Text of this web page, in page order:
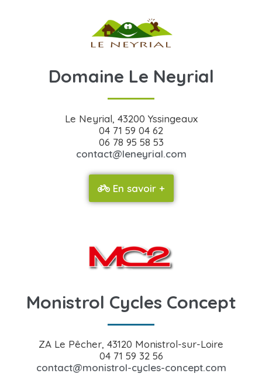
Domaine Le Neyrial
Le Neyrial, 43200 Yssingeaux
04 71 59 04 62
06 78 95 58 53
contact@leneyrial.com
En savoir +
Monistrol Cycles Concept
ZA Le Pêcher, 43120 Monistrol-sur-Loire
04 71 59 32 56
contact@monistrol-cycles-concept.com